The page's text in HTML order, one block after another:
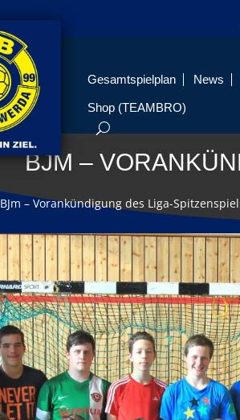
Gesamtspielplan News
Shop (TEAMBRO)
BJM –
BJm – Vorankündigung des Liga-